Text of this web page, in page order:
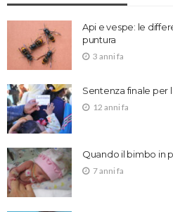
Api e vespe: le
puntura
3 anni fa
Sentenza finale per
12 anni fa
Quando il bimbo in
7 anni fa